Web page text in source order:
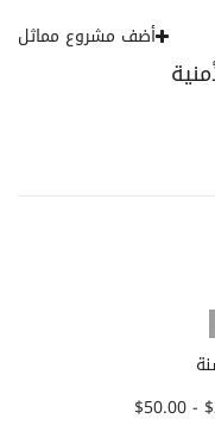
أضف مشروع مماثل